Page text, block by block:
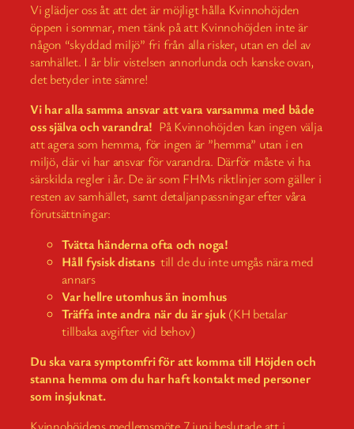
Vi glädjer oss åt att det är möjligt hålla Kvinnohöjden
öppen i sommar, men tänk på att Kvinnohöjden inte är
någon “skyddad miljö” fri från alla risker, utan en del av
samhället. I år blir vistelsen annorlunda och kanske ovan,
det betyder inte sämre!
Vi har alla samma ansvar att vara varsamma med både
oss själva och varandra! På Kvinnohöjden kan ingen välja
att agera som hemma, för ingen är ”hemma” utan i en
miljö, där vi har ansvar för varandra. Därför måste vi ha
särskilda regler i år. De är som FHMs riktlinjer som gäller i
resten av samhället, samt detaljanpassningar efter våra
förutsättningar:
Tvätta händerna ofta och noga!
Håll fysisk distans till de du inte umgås nära med
annars
Var hellre utomhus än inomhus
Träffa inte andra när du är sjuk(KH betalar
tillbaka avgifter vid behov)
Du ska vara symptomfri för att komma till Höjden och
stanna hemma om du har haft kontakt med personer
som insjuknat.